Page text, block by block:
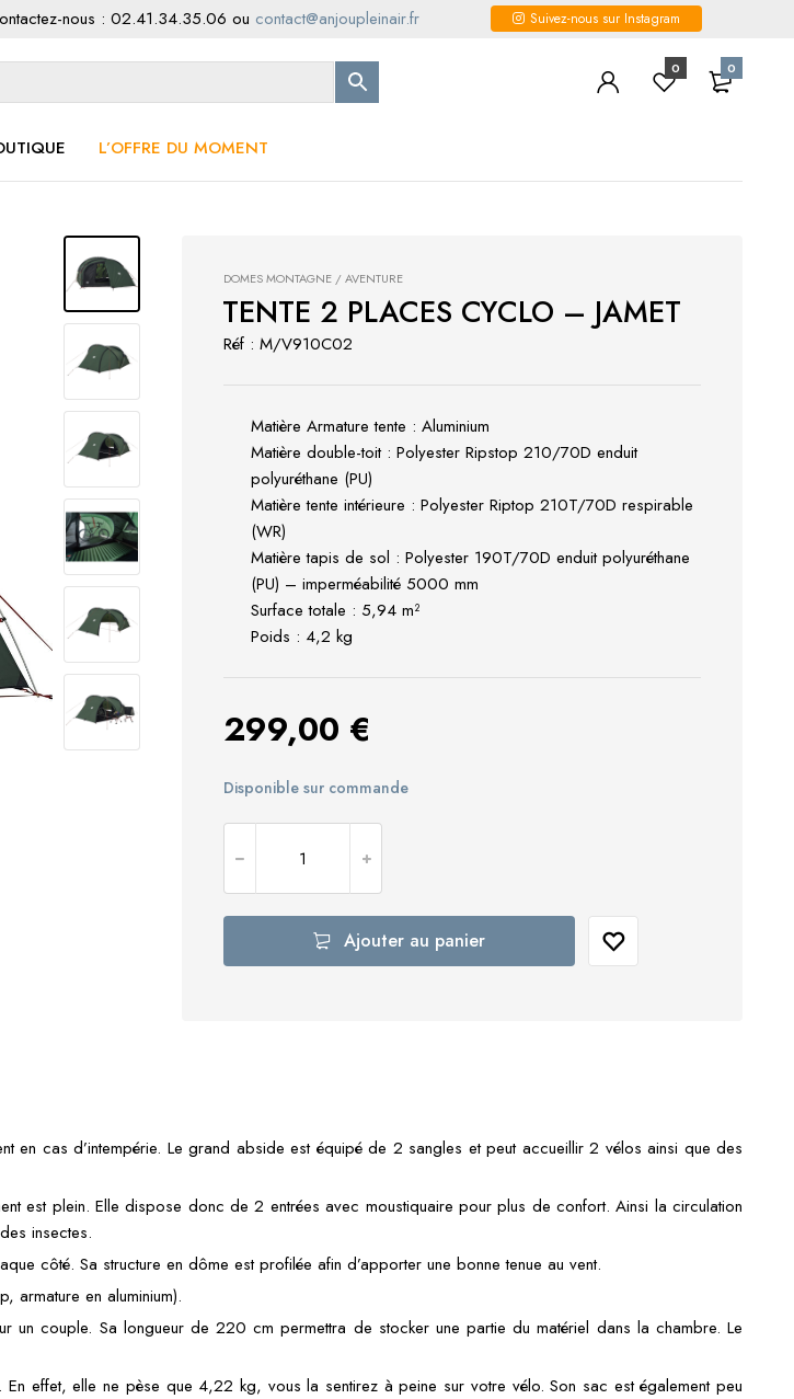
nous : 02.41.34.35.06 ou contact@anjoupleinair.fr Suivez-nous sur Instagram
0 0
L’OFFRE DU MOMENT
DOMES MONTAGNE / AVENTURE
TENTE 2 PLACES CYCLO – JAMET
Réf : M/V910C02
Matière Armature tente : Aluminium
Matière double-toit : Polyester Ripstop 210/70D enduit
polyuréthane (PU)
Matière tente intérieure : Polyester Riptop 210T/70D respirable
(WR)
Matière tapis de sol : Polyester 190T/70D enduit polyuréthane
(PU) – imperméabilité 5000 mm
Surface totale : 5,94 m²
Poids : 4,2 kg
299,00 €
Disponible sur commande
Ajouter au panier
en cas d’intempérie. Le grand abside est équipé de 2 sangles et peut accueillir 2 vélos ainsi que des
est plein. Elle dispose donc de 2 entrées avec moustiquaire pour plus de confort. Ainsi la circulation
insectes.
côté. Sa structure en dôme est profilée afin d’apporter une bonne tenue au vent.
armature en aluminium).
couple. Sa longueur de 220 cm permettra de stocker une partie du matériel dans la chambre. Le
effet, elle ne pèse que 4,22 kg, vous la sentirez à peine sur votre vélo. Son sac est également peu